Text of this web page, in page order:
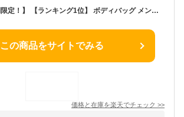
【20%OFF・期間限定！】 【ランキング1位】 ボディバッグ メンズ 防水 ショルダーバッグ 小さめ レディース ウエストポーチ 斜めがけバッグ 斜め掛けバッグ スリングバッグ ウエストバッグ 大容量 男性 ワンショルダー バッグ 小さい 肩掛け 大人 ウェストポーチ
この商品をサイトでみる
価格と在庫を楽天でチェック >>